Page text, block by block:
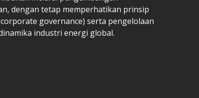
dengan tetap memperhatikan prinsip
governance) serta pengelolaan
industri energi global.